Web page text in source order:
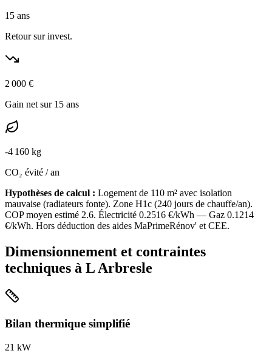
15 ans
Retour sur invest.
2 000 €
Gain net sur 15 ans
-4 160 kg
CO₂ évité / an
Hypothèses de calcul : Logement de 110 m² avec isolation
mauvaise (radiateurs fonte). Zone H1c (240 jours de chauffe/an).
COP moyen estimé 2.6. Électricité 0.2516 €/kWh — Gaz 0.1214
€/kWh. Hors déduction des aides MaPrimeRénov' et CEE.
Dimensionnement et contraintes
techniques à L Arbresle
Bilan thermique simplifié
21 kW